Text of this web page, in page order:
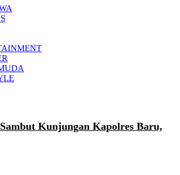
Kunjungan Kapolres Baru,